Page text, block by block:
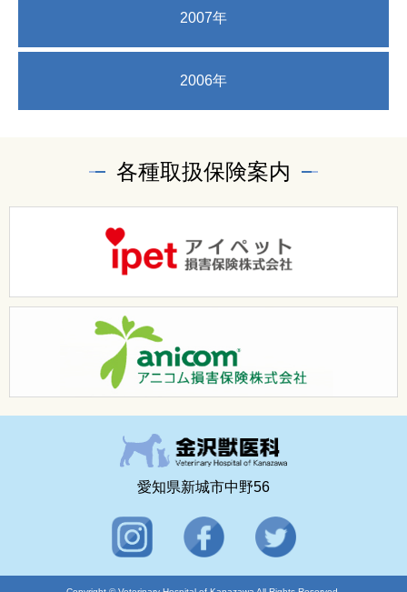
2007年
2006年
各種取扱保険案内
愛知県新城市中野56